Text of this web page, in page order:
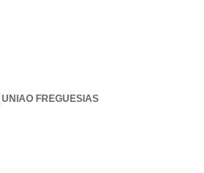
UNIAO FREGUESIAS